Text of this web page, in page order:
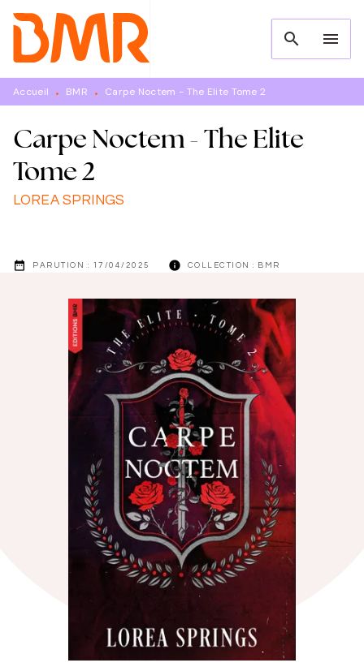
MENU RECHERCHE
PIED DE PAGE
search menu
Accueil • BMR • Carpe Noctem - The Elite Tome 2
Carpe Noctem - The Elite
Tome 2
LOREA SPRINGS
date_range PARUTION : 17/04/2025 info COLLECTION : BMR